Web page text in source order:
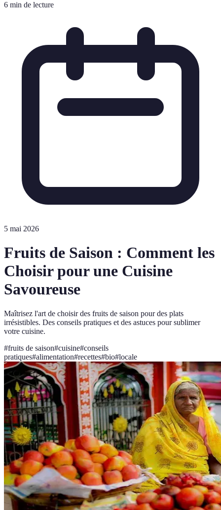
6 min de lecture
5 mai 2026
Fruits de Saison : Comment les
Choisir pour une Cuisine
Savoureuse
Maîtrisez l'art de choisir des fruits de saison pour des plats
irrésistibles. Des conseils pratiques et des astuces pour sublimer
votre cuisine.
#fruits de saison#cuisine#conseils
pratiques#alimentation#recettes#bio#locale